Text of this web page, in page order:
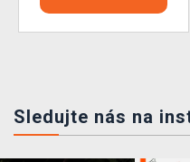
Sledujte nás na